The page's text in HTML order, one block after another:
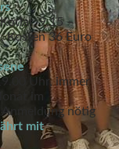
9.15 –
Kosten 36 Euro
Uhr, immer
im
nötig
mit